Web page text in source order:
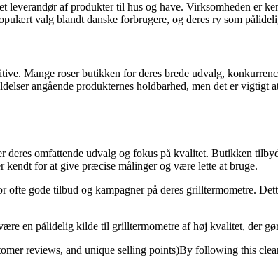
leverandør af produkter til hus og have. Virksomheden er
valg blandt danske forbrugere, og deres ry som
Mange roser butikken for deres brede udvalg,
angående produkternes holdbarhed, men det er
omfattende udvalg og fokus på kvalitet. Butikken
kendt for at give præcise målinger og være lette at bruge.
gode tilbud og kampagner på deres grilltermometre.
en pålidelig kilde til grilltermometre af høj kvalitet, der
reviews, and unique selling points)By following this